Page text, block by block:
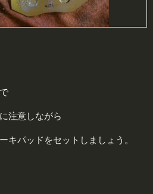
注意しながら
キパッドをセットしましょう。